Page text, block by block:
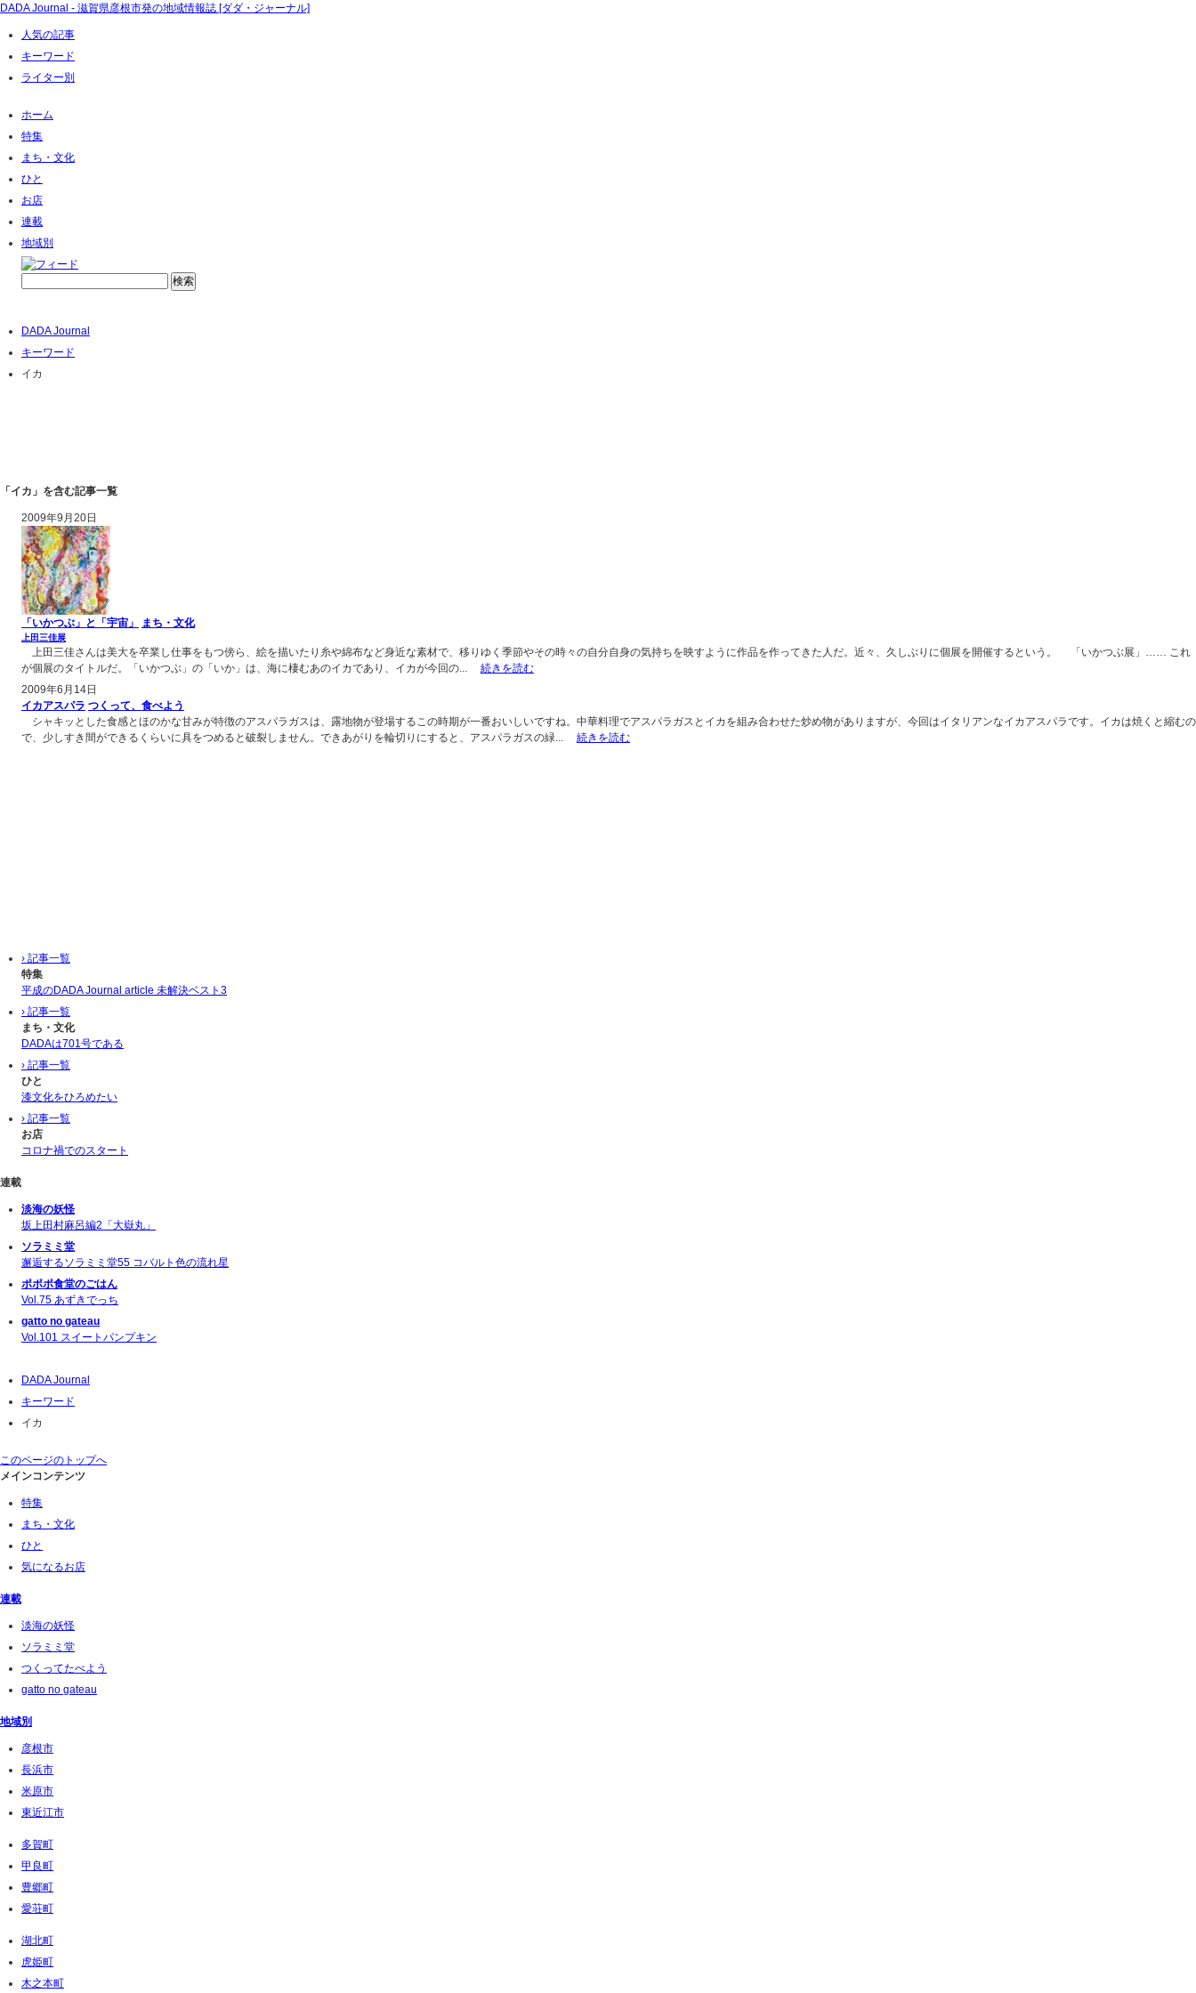
DADA Journal - 滋賀県彦根市発の地域情報誌 [ダダ・ジャーナル]
人気の記事
キーワード
ライター別
ホーム
特集
まち・文化
ひと
お店
連載
地域別
DADA Journal
キーワード
イカ
「イカ」を含む記事一覧
2009年9月20日
「いかつぶ」と「宇宙」 まち・文化
上田三佳展
上田三佳さんは美大を卒業し仕事をもつ傍ら、絵を描いたり糸や綿布など身近な素材で、移りゆく季節やその時々の自分自身の気持ちを映すように作品を作ってきた人だ。近々、久しぶりに個展を開催するという。 「いかつぶ展」…… これ
が個展のタイトルだ。「いかつぶ」の「いか」は、海に棲むあのイカであり、イカが今回の... 続きを読む
2009年6月14日
イカアスパラ つくって、食べよう
シャキッとした食感とほのかな甘みが特徴のアスパラガスは、露地物が登場するこの時期が一番おいしいですね。中華料理でアスパラガスとイカを組み合わせた炒め物がありますが、今回はイタリアンなイカアスパラです。イカは焼くと縮むの
で、少しすき間ができるくらいに具をつめると破裂しません。できあがりを輪切りにすると、アスパラガスの緑... 続きを読む
› 記事一覧
特集
平成のDADA Journal article 未解決ベスト3
› 記事一覧
まち・文化
DADAは701号である
› 記事一覧
ひと
漆文化をひろめたい
› 記事一覧
お店
コロナ禍でのスタート
連載
淡海の妖怪
坂上田村麻呂編2「大嶽丸」
ソラミミ堂
邂逅するソラミミ堂55 コバルト色の流れ星
ポポポ食堂のごはん
Vol.75 あずきでっち
gatto no gateau
Vol.101 スイートパンプキン
DADA Journal
キーワード
イカ
このページのトップへ
メインコンテンツ
特集
まち・文化
ひと
気になるお店
連載
淡海の妖怪
ソラミミ堂
つくってたべよう
gatto no gateau
地域別
彦根市
長浜市
米原市
東近江市
多賀町
甲良町
豊郷町
愛荘町
湖北町
虎姫町
木之本町